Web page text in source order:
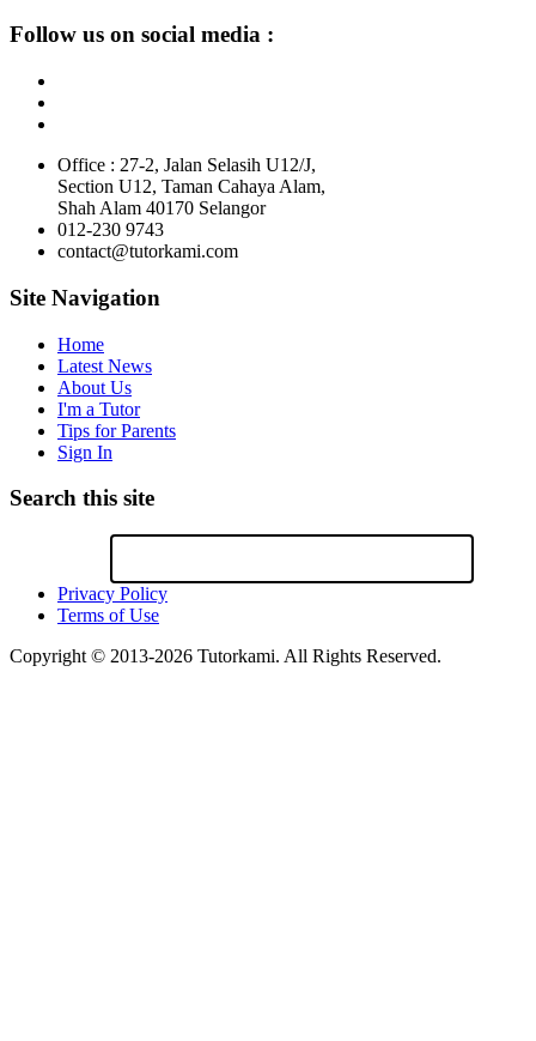
Follow us on social media :
Office : 27-2, Jalan Selasih U12/J,
Section U12, Taman Cahaya Alam,
Shah Alam 40170 Selangor
012-230 9743
contact@tutorkami.com
Site Navigation
Home
Latest News
About Us
I'm a Tutor
Tips for Parents
Sign In
Search this site
Privacy Policy
Terms of Use
Copyright © 2013-2026 Tutorkami. All Rights Reserved.